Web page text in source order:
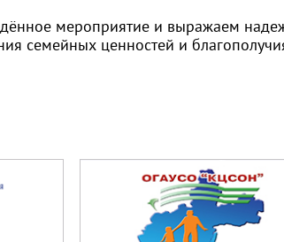
мероприятие и выражаем
семейных ценностей и